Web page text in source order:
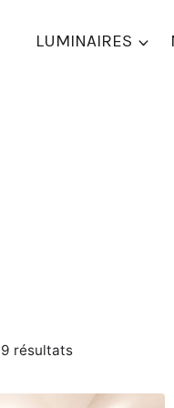
LUMINAIRES
résultatsTrié